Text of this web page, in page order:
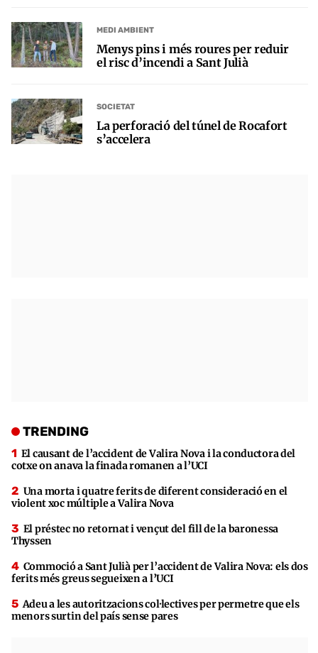
MEDI AMBIENT
Menys pins i més roures per reduir
el risc d’incendi a Sant Julià
SOCIETAT
La perforació del túnel de Rocafort
s’accelera
TRENDING
El causant de l’accident de Valira Nova i la conductora del
cotxe on anava la finada romanen a l’UCI
Una morta i quatre ferits de diferent consideració en el
violent xoc múltiple a Valira Nova
El préstec no retornat i vençut del fill de la baronessa
Thyssen
Commoció a Sant Julià per l’accident de Valira Nova: els dos
ferits més greus segueixen a l’UCI
Adeu a les autoritzacions col·lectives per permetre que els
menors surtin del país sense pares